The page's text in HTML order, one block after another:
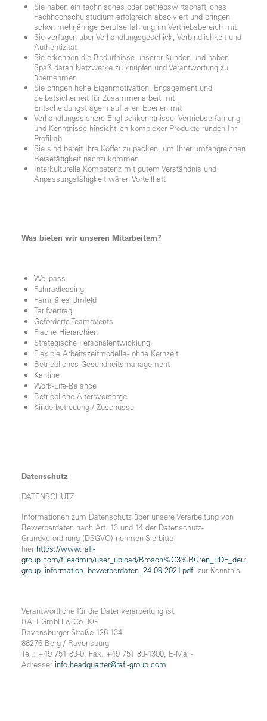
Sie haben ein technisches oder betriebswirtschaftliches
Fachhochschulstudium erfolgreich absolviert und bringen
schon mehrjährige Berufserfahrung im Vertriebsbereich mit
Sie verfügen über Verhandlungsgeschick, Verbindlichkeit und
Authentizität
Sie erkennen die Bedürfnisse unserer Kunden und haben
Spaß daran Netzwerke zu knüpfen und Verantwortung zu
übernehmen
Sie bringen hohe Eigenmotivation, Engagement und
Selbstsicherheit für Zusammenarbeit mit
Entscheidungsträgern auf allen Ebenen mit
Verhandlungssichere Englischkenntnisse, Vertriebserfahrung
und Kenntnisse hinsichtlich komplexer Produkte runden Ihr
Profil ab
Sie sind bereit Ihre Koffer zu packen, um Ihrer umfangreichen
Reisetätigkeit nachzukommen
Interkulturelle Kompetenz mit gutem Verständnis und
Anpassungsfähigkeit wären Vorteilhaft
Was bieten wir unseren Mitarbeitern?
Wellpass
Fahrradleasing
Familiäres Umfeld
Tarifvertrag
Geförderte Teamevents
Flache Hierarchien
Strategische Personalentwicklung
Flexible Arbeitszeitmodelle - ohne Kernzeit
Betriebliches Gesundheitsmanagement
Kantine
Work-Life-Balance
Betriebliche Altersvorsorge
Kinderbetreuung / Zuschüsse
Datenschutz
DATENSCHUTZ
Informationen zum Datenschutz über unsere Verarbeitung von
Bewerberdaten nach Art. 13 und 14 der Datenschutz-
Grundverordnung (DSGVO) nehmen Sie bitte
hier https://www.rafi-
group.com/fileadmin/user_upload/Brosch%C3%BCren_PDF_deutsch/
group_information_bewerberdaten_24-09-2021.pdf zur Kenntnis.
Verantwortliche für die Datenverarbeitung ist
RAFI GmbH & Co. KG
Ravensburger Straße 128-134
88276 Berg / Ravensburg
Tel.: +49 751 89-0, Fax. +49 751 89-1300, E-Mail-
Adresse: info.headquarter@rafi-group.com